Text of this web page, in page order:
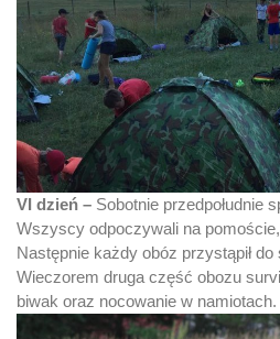
VI dzień – Sobotnie przedpołudnie
Wszyscy odpoczywali na
Następnie każdy obóz przystąpił
Wieczorem druga część obozu
biwak oraz nocowanie w namiotach.